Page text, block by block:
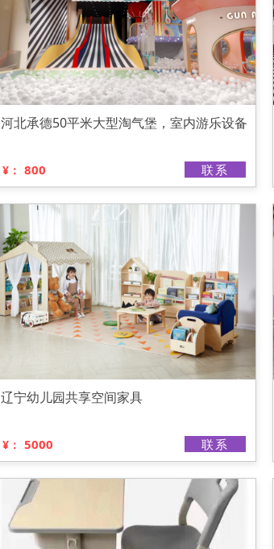
河北承德50平米大型淘气堡，室内游乐设备
¥： 800 联系
辽宁幼儿园共享空间家具
¥： 5000 联系